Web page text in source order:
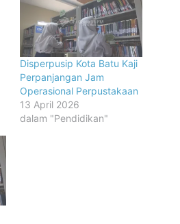
Disperpusip Kota Batu Kaji
Perpanjangan Jam
Operasional Perpustakaan
13 April 2026
dalam "Pendidikan"